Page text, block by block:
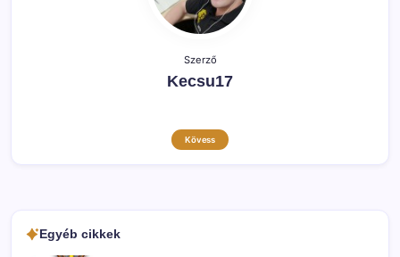
Szerző
Kecsu17
Kövess
Egyéb cikkek